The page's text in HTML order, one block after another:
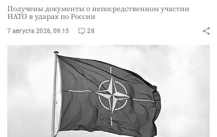
Получены документы о непосредственном участии
НАТО в ударах по России
7 августа 2026, 09:15 28